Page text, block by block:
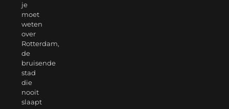
je
moet
weten
over
Rotterdam,
de
bruisende
stad
die
nooit
slaapt